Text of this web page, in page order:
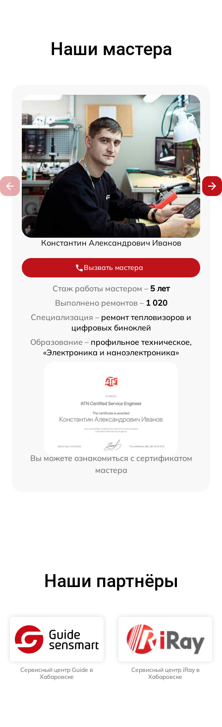
Наши мастера
Константин Александрович Иванов
Вызвать мастера
Стаж работы мастером – 5 лет
Выполнено ремонтов – 1 020
Специализация – ремонт тепловизоров и
цифровых биноклей
Образование – профильное техническое,
«Электроника и наноэлектроника»
Вы можете ознакомиться с сертификатом
мастера
Наши партнёры
Сервисный центр Guide в
Хабаровске
Сервисный центр iRay в
Хабаровске